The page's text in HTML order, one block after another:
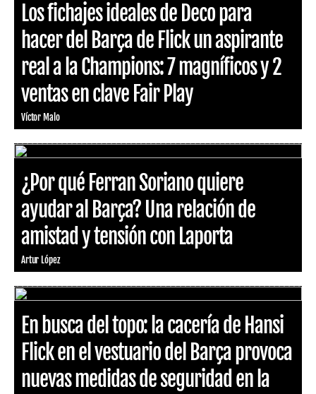
Los fichajes ideales de Deco para
hacer del Barça de Flick un aspirante
real a la Champions: 7 magníficos y 2
ventas en clave Fair Play
Víctor Malo
¿Por qué Ferran Soriano quiere
ayudar al Barça? Una relación de
amistad y tensión con Laporta
Artur López
En busca del topo: la cacería de Hansi
Flick en el vestuario del Barça provoca
nuevas medidas de seguridad en la